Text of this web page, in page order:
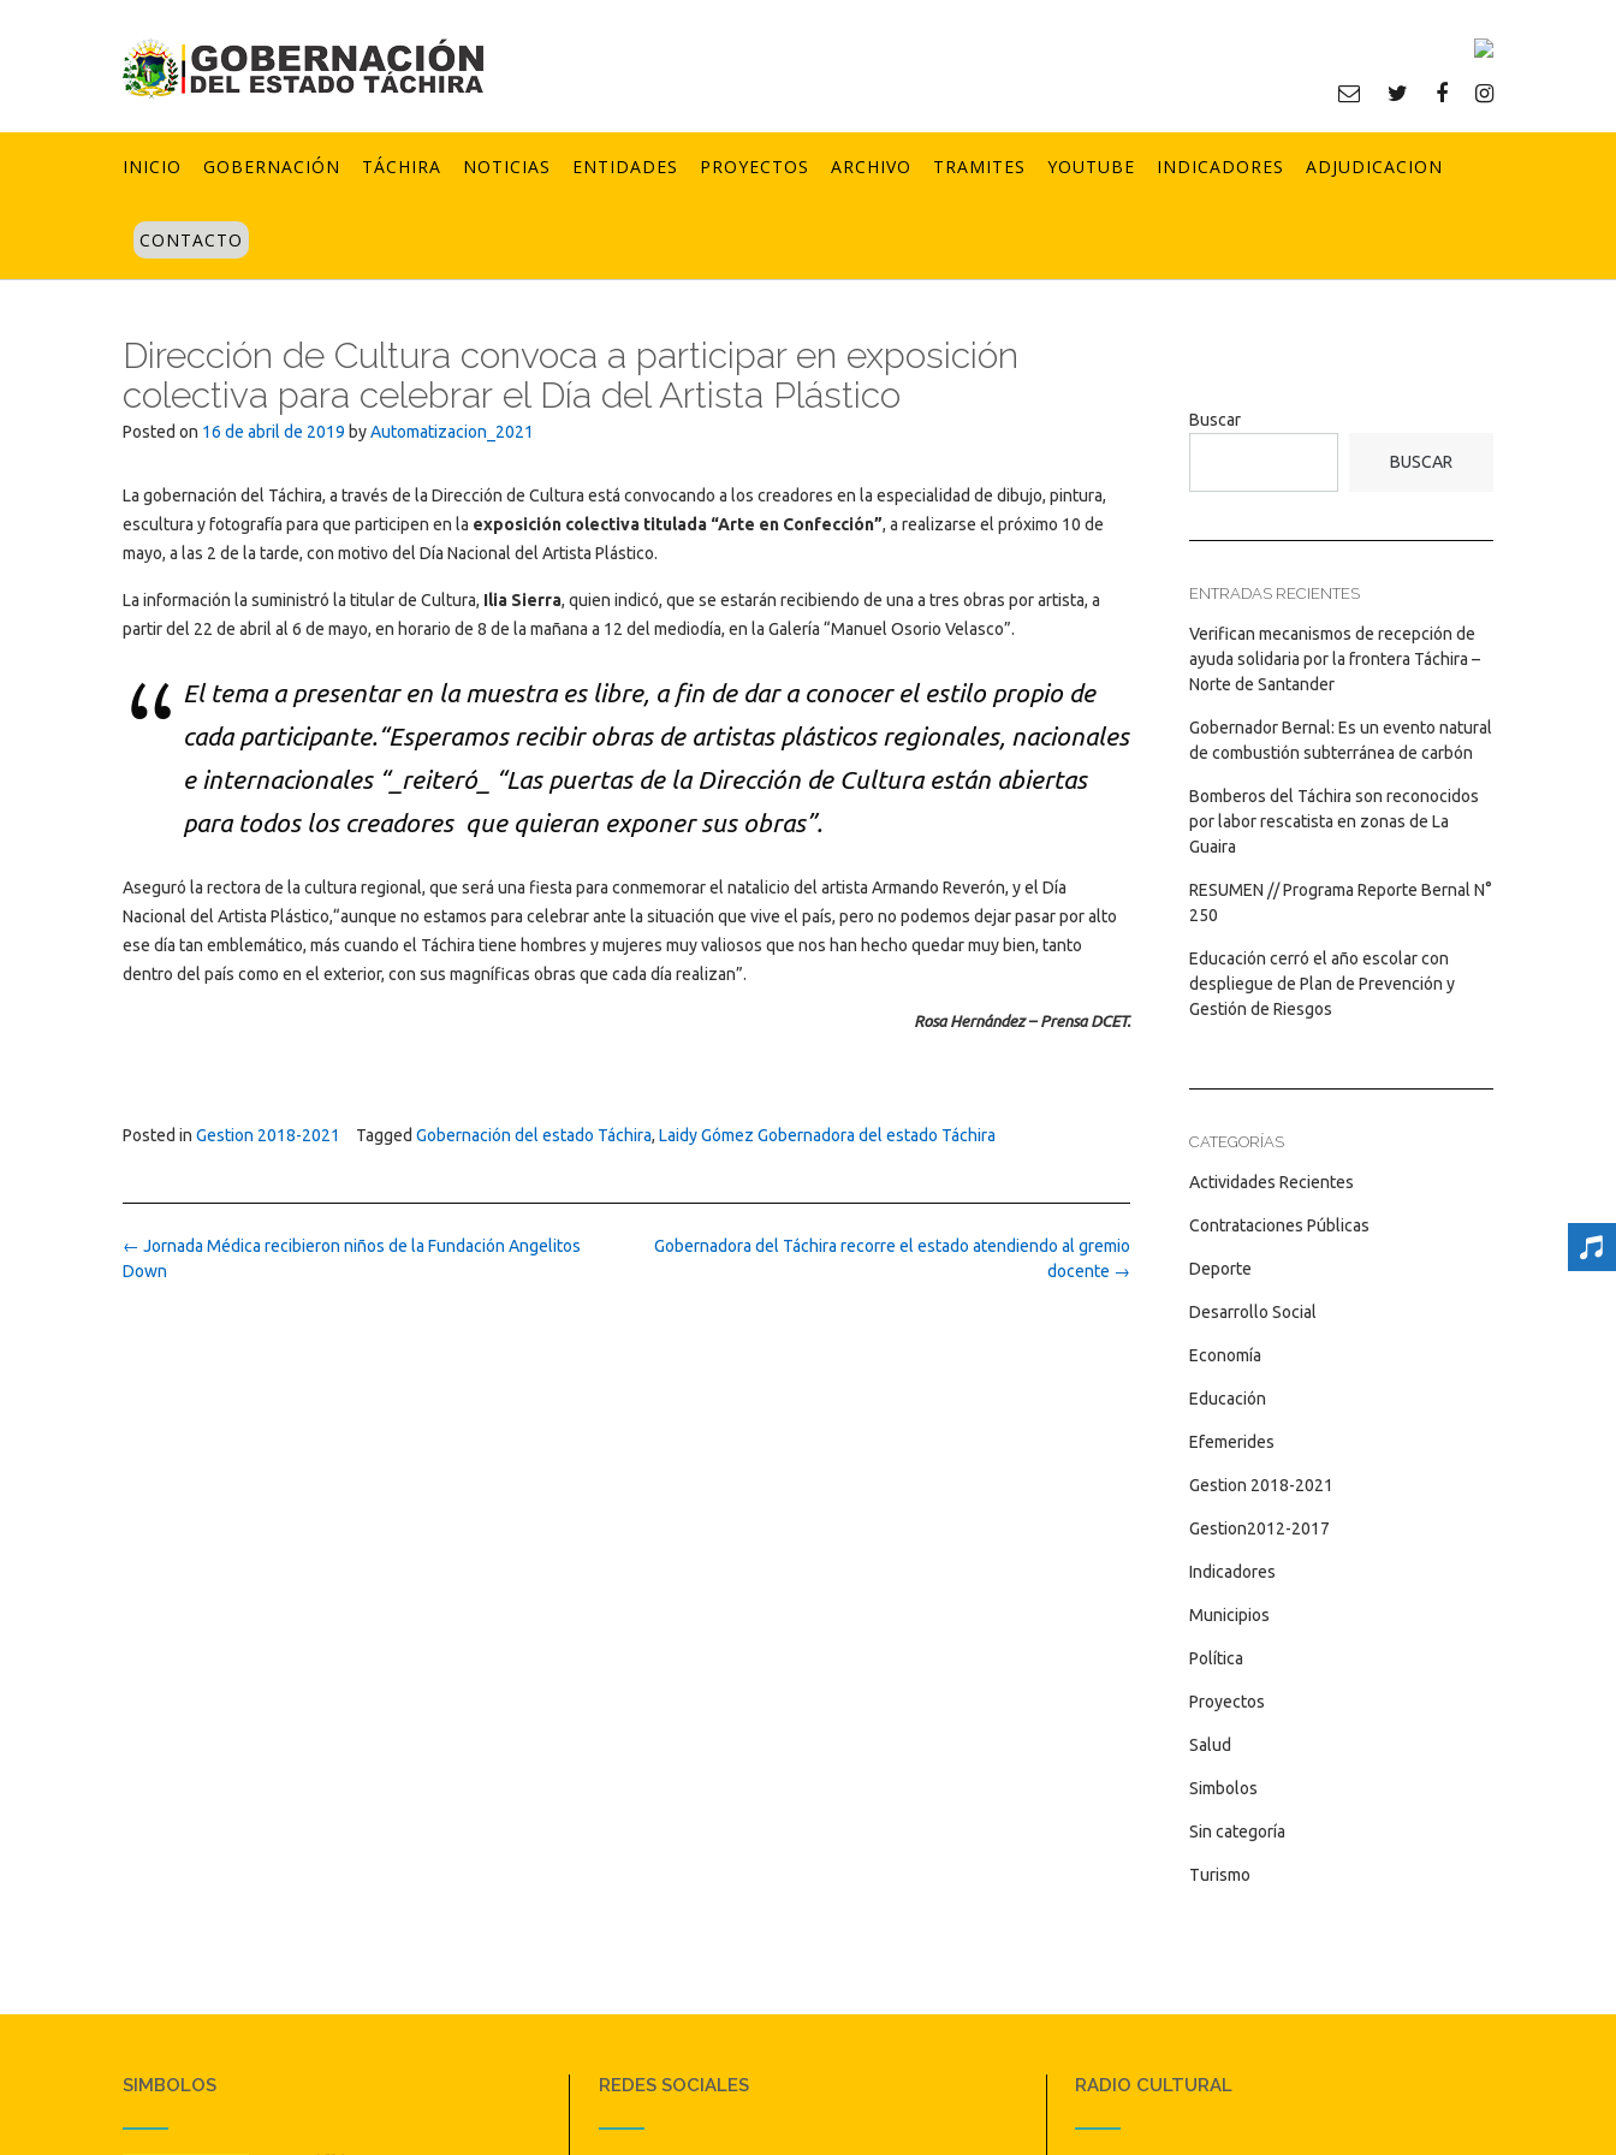
INICIO GOBERNACIÓN TÁCHIRA NOTICIAS ENTIDADES PROYECTOS ARCHIVO TRAMITES YOUTUBE INDICADORES ADJUDICACION
CONTACTO
Dirección de Cultura convoca a participar en exposición
colectiva para celebrar el Día del Artista Plástico
Posted on 16 de abril de 2019 byAutomatizacion_2021
La gobernación del Táchira, a través de la Dirección de Cultura está convocando a los creadores en la especialidad de dibujo, pintura,
escultura y fotografía para que participen en la exposición colectiva titulada “Arte en Confección”, a realizarse el próximo 10 de
mayo, a las 2 de la tarde, con motivo del Día Nacional del Artista Plástico.
La información la suministró la titular de Cultura, Ilia Sierra, quien indicó, que se estarán recibiendo de una a tres obras por artista, a
partir del 22 de abril al 6 de mayo, en horario de 8 de la mañana a 12 del mediodía, en la Galería “Manuel Osorio Velasco”.
El tema a presentar en la muestra es libre, a fin de dar a conocer el estilo propio de
cada participante.“Esperamos recibir obras de artistas plásticos regionales, nacionales
e internacionales “_reiteró_ “Las puertas de la Dirección de Cultura están abiertas
para todos los creadores que quieran exponer sus obras”.
Aseguró la rectora de la cultura regional, que será una fiesta para conmemorar el natalicio del artista Armando Reverón, y el Día
Nacional del Artista Plástico,“aunque no estamos para celebrar ante la situación que vive el país, pero no podemos dejar pasar por alto
ese día tan emblemático, más cuando el Táchira tiene hombres y mujeres muy valiosos que nos han hecho quedar muy bien, tanto
dentro del país como en el exterior, con sus magníficas obras que cada día realizan”.
Rosa Hernández – Prensa DCET.
Posted in Gestion 2018-2021 Tagged Gobernación del estado Táchira, Laidy Gómez Gobernadora del estado Táchira
Post
navigation
Gobernadora del Táchira recorre el estado atendiendo al gremio
docente →
← Jornada Médica recibieron niños de la Fundación Angelitos
Down
Buscar
BUSCAR
ENTRADAS RECIENTES
Verifican mecanismos de recepción de
ayuda solidaria por la frontera Táchira –
Norte de Santander
Gobernador Bernal: Es un evento natural
de combustión subterránea de carbón
Bomberos del Táchira son reconocidos
por labor rescatista en zonas de La
Guaira
RESUMEN // Programa Reporte Bernal N°
250
Educación cerró el año escolar con
despliegue de Plan de Prevención y
Gestión de Riesgos
CATEGORÍAS
Actividades Recientes
Contrataciones Públicas
Deporte
Desarrollo Social
Economía
Educación
Efemerides
Gestion 2018-2021
Gestion2012-2017
Indicadores
Municipios
Política
Proyectos
Salud
Simbolos
Sin categoría
Turismo
SIMBOLOS REDES SOCIALES RADIO CULTURAL